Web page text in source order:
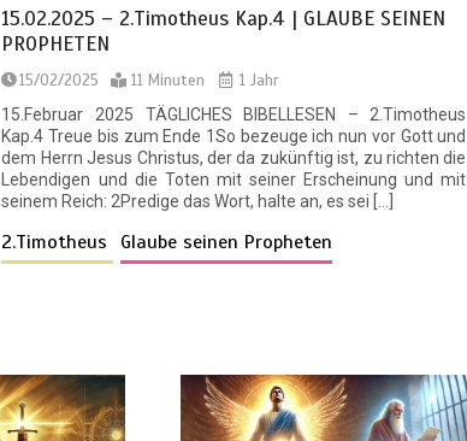
15.02.2025 – 2.Timotheus Kap.4 | GLAUBE SEINEN
PROPHETEN
15/02/2025 11 Minuten
1 Jahr
15.Februar 2025 TÄGLICHES BIBELLESEN – 2.Timotheus
Kap.4 Treue bis zum Ende 1So bezeuge ich nun vor Gott und
dem Herrn Jesus Christus, der da zukünftig ist, zu richten die
Lebendigen und die Toten mit seiner Erscheinung und mit
seinem Reich: 2Predige das Wort, halte an, es sei […]
2.Timotheus Glaube seinen Propheten